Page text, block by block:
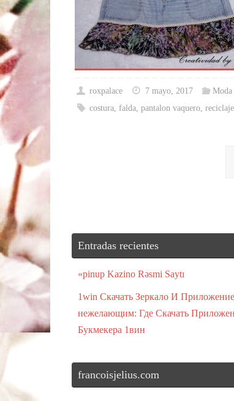
roxpalace 7 mayo, 2017 Moda
costura ,falda ,pantalon vaquero ,
Entradas recientes
«pinup Kazino Rəsmi Saytı
1win Скачать Зеркало И Приложение
нежелающим: Где Скачать
Букмекера 1вин
francoisjelius.com